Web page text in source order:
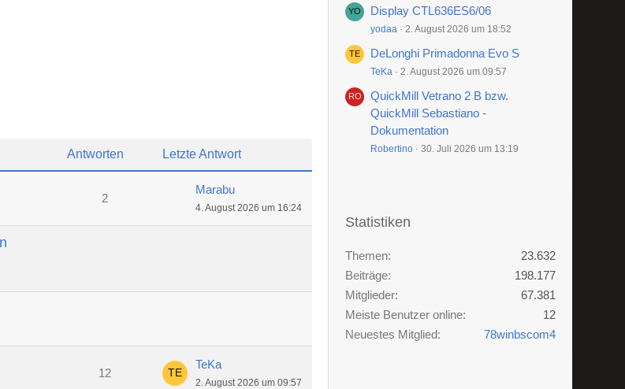
Antworten Letzte Antwort
2
Marabu
4. August 2026 um 16:24
12
TeKa
2. August 2026 um 09:57
Display CTL636ES6/06
yodaa 2. August 2026 um 18:52
DeLonghi Primadonna Evo S
TeKa 2. August 2026 um 09:57
QuickMill Vetrano 2 B bzw.
QuickMill Sebastiano -
Dokumentation
Robertino 30. Juli 2026 um 13:19
Statistiken
Themen
23.632
Beiträge
198.177
Mitglieder
67.381
Meiste Benutzer online
12
Neuestes Mitglied
78winbscom4